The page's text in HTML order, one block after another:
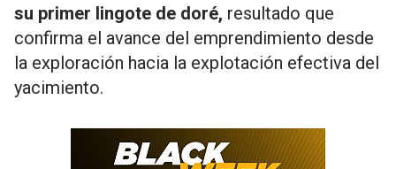
su primer lingote de doré, resultado que
confirma el avance del emprendimiento desde
la exploración hacia la explotación efectiva del
yacimiento.